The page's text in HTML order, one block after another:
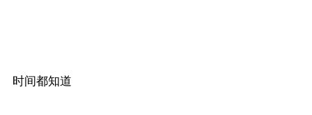
时间都知道